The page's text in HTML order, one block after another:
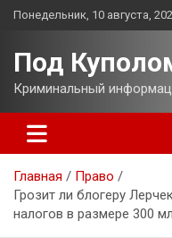
Перейти
Понедельник, 10 августа,
Под
Криминальный
Главная
Право
Грозит ли блогеру
налогов в размере 300